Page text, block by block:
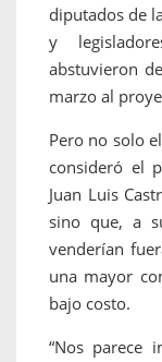
diputados de
y
abstuvieron
marzo al
Pero no solo
consideró el
Juan Luis
sino que, a
venderían
una mayor
bajo costo.
“Nos parece